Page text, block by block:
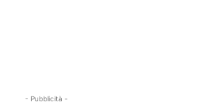
- Pubblicità -